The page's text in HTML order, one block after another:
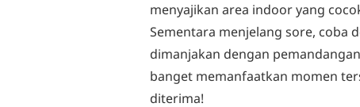
menyajikan area indoor yang
Sementara menjelang sore, coba
dimanjakan dengan
banget memanfaatkan momen
diterima!